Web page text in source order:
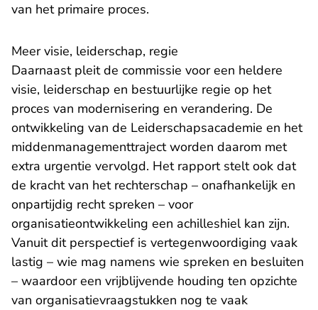
van het primaire proces.
Meer visie, leiderschap, regie
Daarnaast pleit de commissie voor een heldere
visie, leiderschap en bestuurlijke regie op het
proces van modernisering en verandering. De
ontwikkeling van de Leiderschapsacademie en het
middenmanagementtraject worden daarom met
extra urgentie vervolgd. Het rapport stelt ook dat
de kracht van het rechterschap – onafhankelijk en
onpartijdig recht spreken – voor
organisatieontwikkeling een achilleshiel kan zijn.
Vanuit dit perspectief is vertegenwoordiging vaak
lastig – wie mag namens wie spreken en besluiten
– waardoor een vrijblijvende houding ten opzichte
van organisatievraagstukken nog te vaak